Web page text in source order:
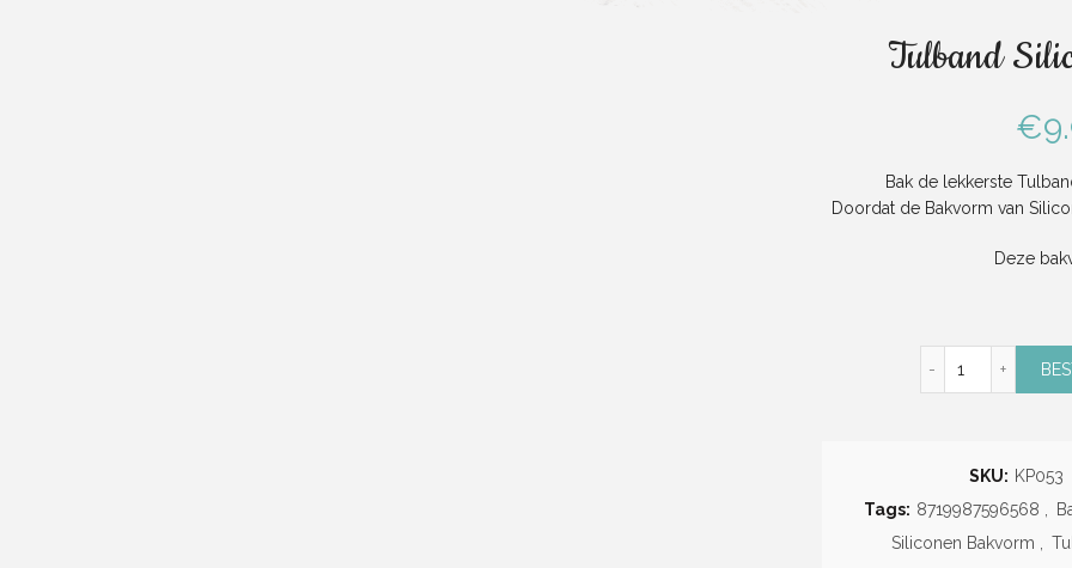
Tulband
€
Bak de lekkerste
Doordat de Bakvorm van
Deze
Tulband
SKU: KP053
Tags: 8719987596568
Siliconen Bakvorm